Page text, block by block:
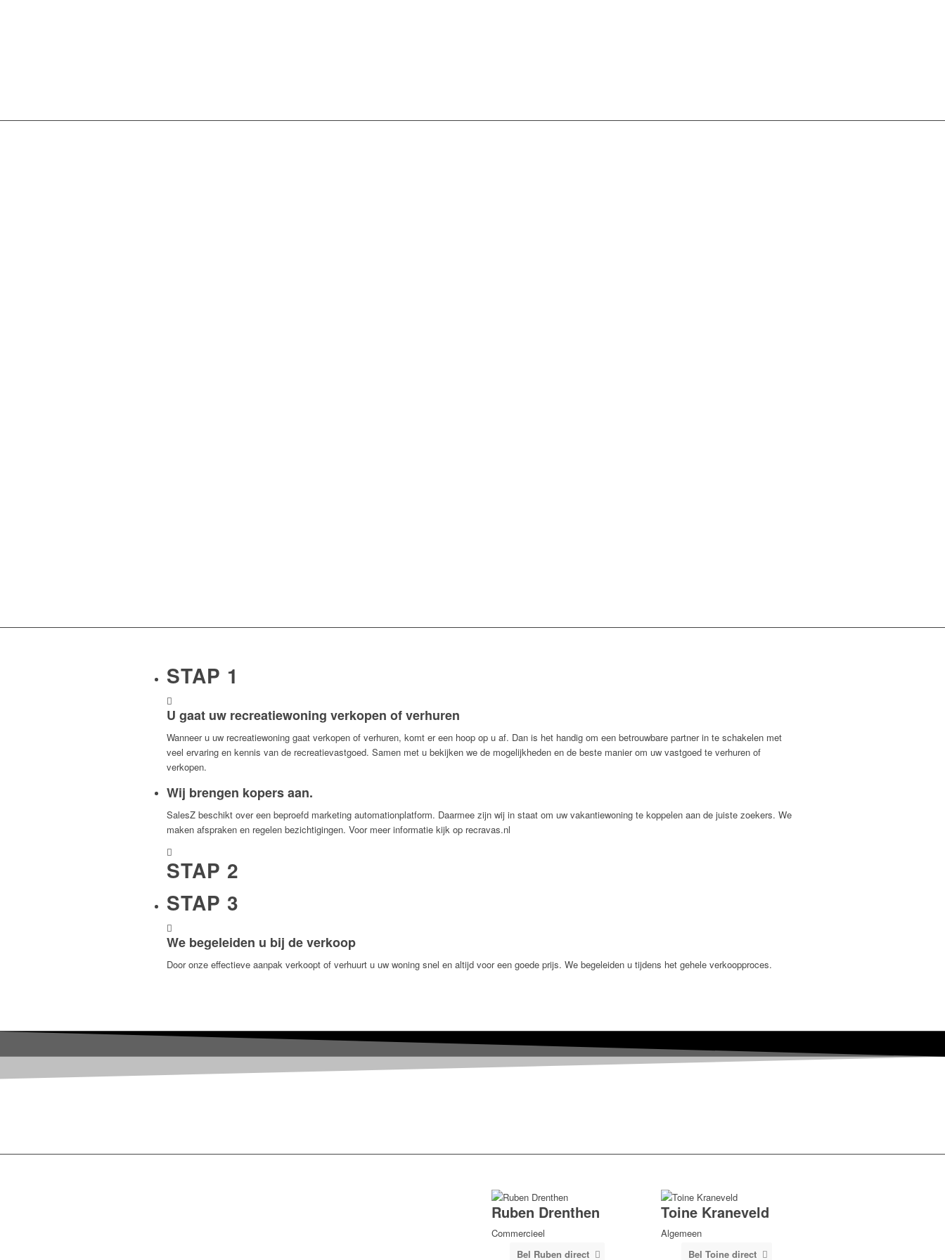
STAP 1
U gaat uw recreatiewoning verkopen of verhuren
Wanneer u uw recreatiewoning gaat verkopen of verhuren, komt er een hoop op u af. Dan is het handig om een betrouwbare partner in te schakelen met
veel ervaring en kennis van de recreatievastgoed. Samen met u bekijken we de mogelijkheden en de beste manier om uw vastgoed te verhuren of
verkopen.
Wij brengen kopers aan.
SalesZ beschikt over een beproefd marketing automationplatform. Daarmee zijn wij in staat om uw vakantiewoning te koppelen aan de juiste zoekers. We
maken afspraken en regelen bezichtigingen. Voor meer informatie kijk op recravas.nl
STAP 2
STAP 3
We begeleiden u bij de verkoop
Door onze effectieve aanpak verkoopt of verhuurt u uw woning snel en altijd voor een goede prijs. We begeleiden u tijdens het gehele verkoopproces.
Ruben Drenthen
Commercieel
Bel Ruben direct
Toine Kraneveld
Algemeen
Bel Toine direct